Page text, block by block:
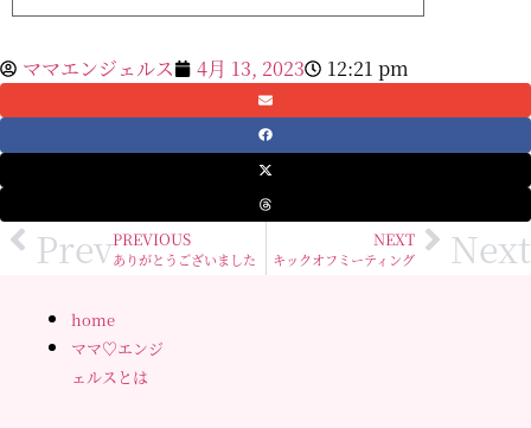
ア
レ
ス
入
ママエンジェルス 4月 13, 2023 12:21 pm
PrevPREVIOUS
ありがとうございました
NEXT
キックオフミーティング Next
home
ママ♡エンジ
ェルスとは